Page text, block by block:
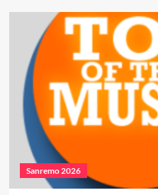
Sanremo 2026